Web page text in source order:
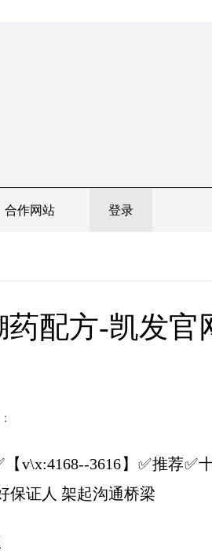
合作网站 登录
药配方-凯发官
v\x:4168--3616】✅推荐
保证人 架起沟通桥梁